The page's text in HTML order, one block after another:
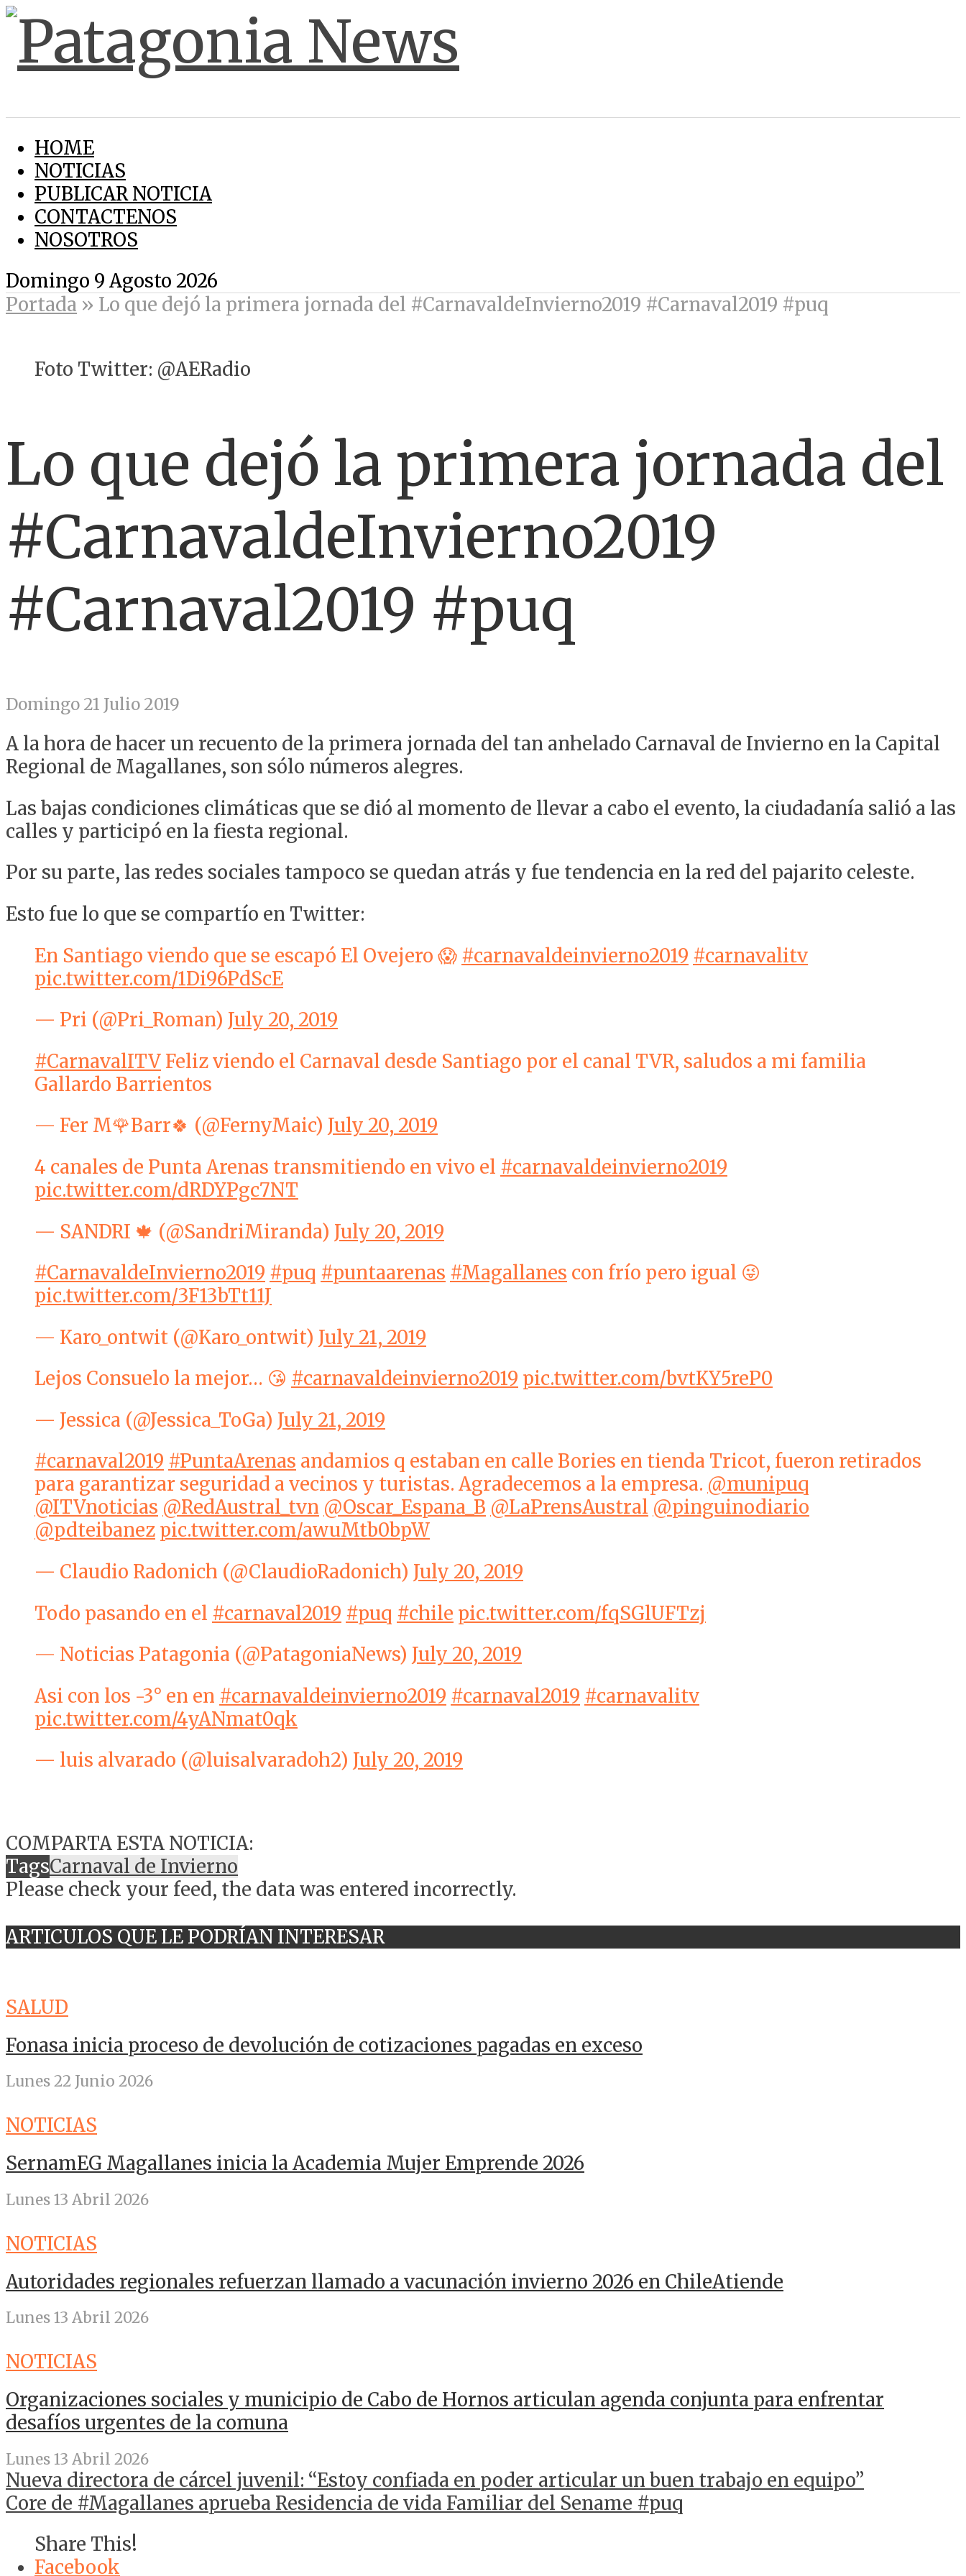
HOME
NOTICIAS
PUBLICAR NOTICIA
CONTACTENOS
NOSOTROS
Domingo 9 Agosto 2026
Portada » Lo que dejó la primera jornada del #CarnavaldeInvierno2019 #Carnaval2019 #puq
Foto Twitter: @AERadio
Lo que dejó la primera jornada del
#CarnavaldeInvierno2019
#Carnaval2019 #puq
Domingo 21 Julio 2019
A la hora de hacer un recuento de la primera jornada del tan anhelado Carnaval de Invierno en la Capital
Regional de Magallanes, son sólo números alegres.
Las bajas condiciones climáticas que se dió al momento de llevar a cabo el evento, la ciudadanía salió a las
calles y participó en la fiesta regional.
Por su parte, las redes sociales tampoco se quedan atrás y fue tendencia en la red del pajarito celeste.
Esto fue lo que se compartío en Twitter:
En Santiago viendo que se escapó El Ovejero 😱 #carnavaldeinvierno2019 #carnavalitv
pic.twitter.com/1Di96PdScE
— Pri (@Pri_Roman) July 20, 2019
#CarnavalITVFeliz viendo el Carnaval desde Santiago por el canal TVR, saludos a mi familia
Gallardo Barrientos
— Fer M🌹Barr🍀 (@FernyMaic) July 20, 2019
4 canales de Punta Arenas transmitiendo en vivo el #carnavaldeinvierno2019
pic.twitter.com/dRDYPgc7NT
— SANDRI 🍁 (@SandriMiranda) July 20, 2019
#CarnavaldeInvierno2019 #puq #puntaarenas #Magallanes con frío pero igual 😜
pic.twitter.com/3F13bTt11J
— Karo_ontwit (@Karo_ontwit) July 21, 2019
Lejos Consuelo la mejor… 😘 #carnavaldeinvierno2019 pic.twitter.com/bvtKY5reP0
— Jessica (@Jessica_ToGa) July 21, 2019
#carnaval2019 #PuntaArenas andamios q estaban en calle Bories en tienda Tricot, fueron retirados
para garantizar seguridad a vecinos y turistas. Agradecemos a la empresa. @munipuq
@ITVnoticias @RedAustral_tvn @Oscar_Espana_B @LaPrensAustral @pinguinodiario
@pdteibanez pic.twitter.com/awuMtb0bpW
— Claudio Radonich (@ClaudioRadonich) July 20, 2019
Todo pasando en el #carnaval2019 #puq #chile pic.twitter.com/fqSGlUFTzj
— Noticias Patagonia (@PatagoniaNews) July 20, 2019
Asi con los -3° en en #carnavaldeinvierno2019 #carnaval2019 #carnavalitv
pic.twitter.com/4yANmat0qk
— luis alvarado (@luisalvaradoh2) July 20, 2019
COMPARTA ESTA NOTICIA:
TagsCarnaval de Invierno
Please check your feed, the data was entered incorrectly.
ARTICULOS QUE LE PODRÍAN INTERESAR
SALUD
Fonasa inicia proceso de devolución de cotizaciones pagadas en exceso
Lunes 22 Junio 2026
NOTICIAS
SernamEG Magallanes inicia la Academia Mujer Emprende 2026
Lunes 13 Abril 2026
NOTICIAS
Autoridades regionales refuerzan llamado a vacunación invierno 2026 en ChileAtiende
Lunes 13 Abril 2026
NOTICIAS
Organizaciones sociales y municipio de Cabo de Hornos articulan agenda conjunta para enfrentar
desafíos urgentes de la comuna
Lunes 13 Abril 2026
Nueva directora de cárcel juvenil: “Estoy confiada en poder articular un buen trabajo en equipo”
Core de #Magallanes aprueba Residencia de vida Familiar del Sename #puq
Share This!
Facebook